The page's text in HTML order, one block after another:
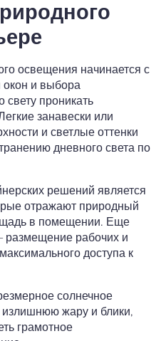
освещения начинается с
окон и выбора
проникать
занавески или
и светлые оттенки
дневного света по
решений является
отражают природный
в помещении. Еще
размещение рабочих и
доступа к
солнечное
излишнюю жару и блики,
грамотное